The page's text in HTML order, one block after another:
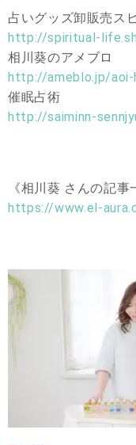
占いグッズ卸販売ス
http://spiritual-
相川葵のアメブロ
http://ameblo.jp/aoi-
催眠占術
http://saiminn-
《相川葵 さんの記事
https://www.el-